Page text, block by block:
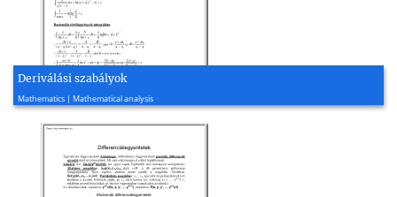
Deriválási szabályok
Mathematics | Mathematical analysis